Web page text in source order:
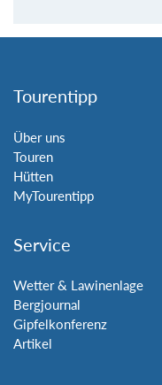
Tourentipp
Über uns
Touren
Hütten
MyTourentipp
Service
Wetter & Lawinenlage
Bergjournal
Gipfelkonferenz
Artikel